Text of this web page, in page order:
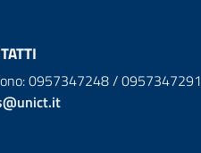
0957347248 / 0957347291